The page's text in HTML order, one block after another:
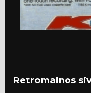
Retromainos